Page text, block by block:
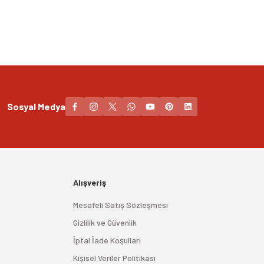
Sosyal Medya
Alışveriş
Mesafeli Satış Sözleşmesi
Gizlilik ve Güvenlik
İptal İade Koşullari
Kişisel Veriler Politikası